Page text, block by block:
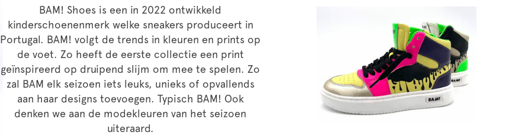
BAM! Shoes is een in 2022 ontwikkeld
kinderschoenenmerk welke sneakers produceert in
Portugal. BAM! volgt de trends in kleuren en prints op
de voet. Zo heeft de eerste collectie een print
geïnspireerd op druipend slijm om mee te spelen. Zo
zal BAM elk seizoen iets leuks, unieks of opvallends
aan haar designs toevoegen. Typisch BAM! Ook
denken we aan de modekleuren van het seizoen
uiteraard.